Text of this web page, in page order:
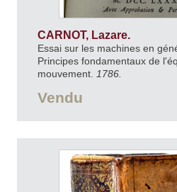
CARNOT, Lazare.
Essai sur les machines en
Principes fondamentaux de
mouvement. 1786.
Vendu